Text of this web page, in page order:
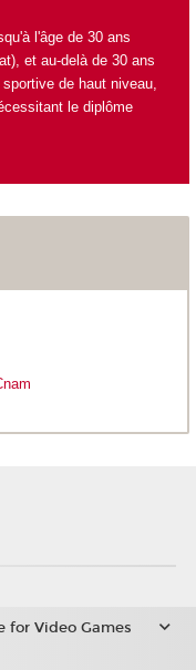
l'âge de 30 ans
et au-delà de 30 ans
de haut niveau,
le diplôme
for Video Games